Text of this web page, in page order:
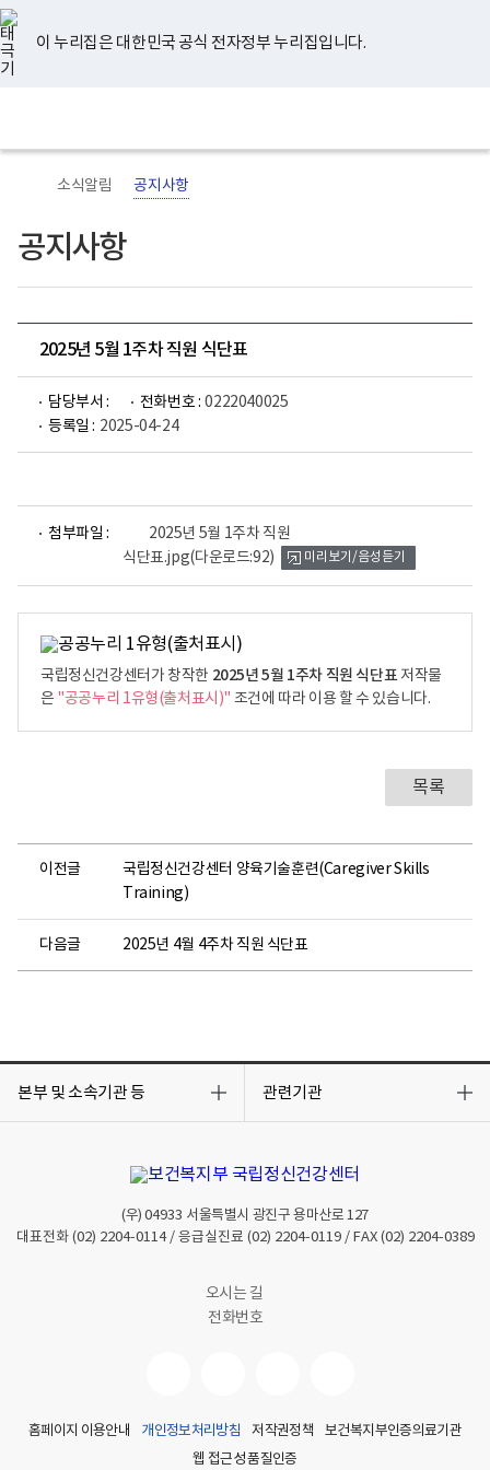
너
비
767px
이
하
이 누리집은 대한민국 공식 전자정부 누리집입니다.
지
검
메
홈
소식알림 공지사항
공지사항
2025년 5월 1주차 직원 식단표
담당부서 : 전화번호 : 0222040025
등록일 : 2025-04-24
첨부파일 :
2025년 5월 1주차 직원
식단표.jpg(다운로드:92)
어
미리보기/음성듣기
국립정신건강센터가 창작한 2025년 5월 1주차 직원 식단표저작물
은 "공공누리 1유형(출처표시)" 조건에 따라 이용 할 수 있습니다.
목록
이전글
국립정신건강센터 양육기술훈련(Caregiver Skills
Training)
다음글 2025년 4월 4주차 직원 식단표
본부 및 소속기관 등
기
관련기관
기
(우)04933 서울특별시 광진구 용마산로 127
대표전화 (02) 2204-0114/ 응급실진료 (02) 2204-0119/ FAX (02) 2204-0389
오시는 길
전화번호
유
튜
브
페
이
스
북
인
스
타
그
램
블
로
그
홈페이지 이용안내 개인정보처리방침 저작권정책
보건복지부인증의료기관
웹 접근성 품질인증